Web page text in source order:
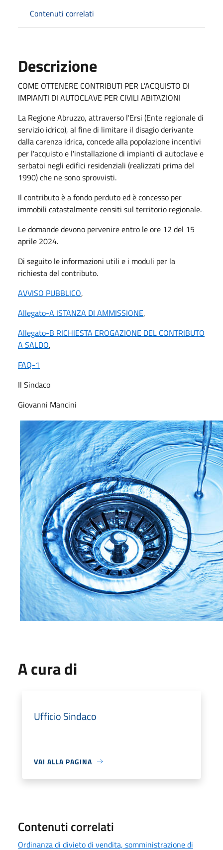
Contenuti correlati
Descrizione
COME OTTENERE CONTRIBUTI PER L'ACQUISTO DI
IMPIANTI DI AUTOCLAVE PER CIVILI ABITAZIONI
La Regione Abruzzo, attraverso l'Ersi (Ente regionale di
servizio idrico), al fine di limitare il disagio derivante
dalla carenza idrica, concede alla popolazione incentivi
per l'acquisto e l'installazione di impianti di autoclave e
serbatoi negli edifici residenziali (realizzati prima del
1990) che ne sono sprovvisti.
Il contributo è a fondo perduto ed è concesso per
immobili catastalmente censiti sul territorio regionale.
Le domande devono pervenire entro le ore 12 del 15
aprile 2024.
Di seguito le informazioni utili e i moduli per la
richiesta del contributo.
AVVISO PUBBLICO,
Allegato-A ISTANZA DI AMMISSIONE,
Allegato-B RICHIESTA EROGAZIONE DEL CONTRIBUTO
A SALDO,
FAQ-1
Il Sindaco
Giovanni Mancini
A cura di
Ufficio Sindaco
VAI ALLA PAGINA
Contenuti correlati
Ordinanza di divieto di vendita, somministrazione di